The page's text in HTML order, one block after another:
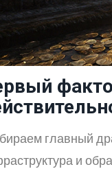
главный
и